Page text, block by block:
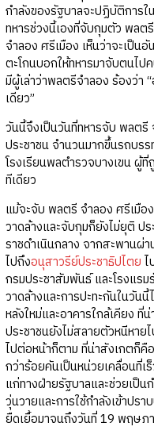
กำลังของรัฐบาลจะปฏิบัติการ
ทหารช่วงนี้เองที่จับกุมตัว พลต
จำลอง ศรีเมือง เห็นว่าจะเป็
ตะโกนบอกให้ทหารมาจับตนไ
มีผู้เล่าว่าพลตรีจำลอง ร้องว่า
เดียว”
วันนี้จึงเป็นวันที่ทหารจับ พลต
ประชาชน จำนวนมากขึ้นรถบร
โรงเรียนพลตำรวจบางเขน ผู้
ทีเดียว
แม้จะจับ พลตรี จำลอง ศรีเมื
วาดล้างและจับกุมก็ยังไม่ยุติ ป
ราชดำเนินกลาง จากสะพานผ่
ไปถึงอนุสาวรีย์ประชาธิปไตย
กรมประชาสัมพันธ์ และโรงแร
วาดล้างและการปะทะกันในวัน
หลังใหม่และอาคารใกล้เคียง ที่
ประชาชนยังไม่สลายตัวหนีหาย
ไปต่อหน้าก็ตาม ที่น่าสังเกตก็
กว่าร้อยคันเป็นหน่วยเคลื่อนที่เ
แก่ทางฝ่ายรัฐบาลและช่วยเป็น
วุ่นวายและการใช้กำลังเข้าปร
ยืดเยื้อมาจนถึงวันที่ 19 พฤษภ